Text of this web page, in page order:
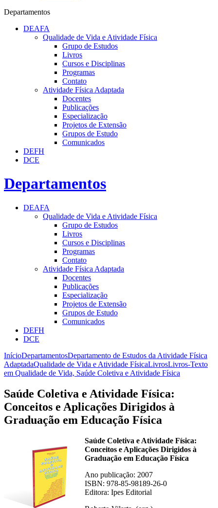
Departamentos
DEAFA
Qualidade de Vida e Atividade Física
Grupo de Estudos
Livros
Cursos e Disciplinas
Programas
Contato
Atividade Física Adaptada
Docentes
Publicações
Especialização
Projetos de Extensão
Grupos de Estudo
Comunicados
DEFH
DCE
Departamentos
DEAFA
Qualidade de Vida e Atividade Física
Grupo de Estudos
Livros
Cursos e Disciplinas
Programas
Contato
Atividade Física Adaptada
Docentes
Publicações
Especialização
Projetos de Extensão
Grupos de Estudo
Comunicados
DEFH
DCE
InícioDepartamentosDepartamento de Estudos da Atividade Física
AdaptadaQualidade de Vida e Atividade FísicaLivrosLivros-Texto
em Qualidade de Vida, Saúde Coletiva e Atividade Física
Saúde Coletiva e Atividade Física:
Conceitos e Aplicações Dirigidos à
Graduação em Educação Física
Saúde Coletiva e Atividade Física:
Conceitos e Aplicações Dirigidos à
Graduação em Educação Física
Ano publicação: 2007
ISBN: 978-85-98189-26-0
Editora: Ipes Editorial